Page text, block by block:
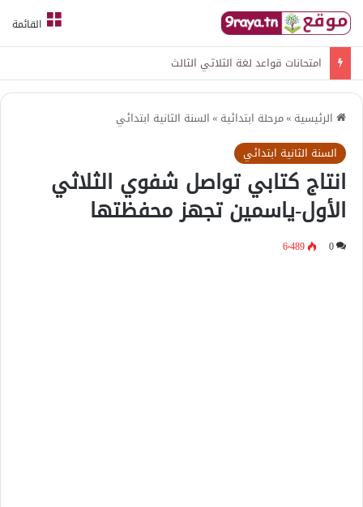
القائمة
امتحانات قواعد لغة الثلاثي الثالث
الرئيسية »مرحلة ابتدائية »السنة الثانية ابتدائي
السنة الثانية ابتدائي
انتاج كتابي تواصل شفوي الثلاثي
الأول-ياسمين تجهز محفظتها
0 6٬489